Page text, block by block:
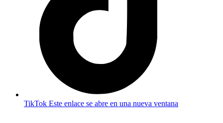
TikTok Este enlace se abre en una nueva ventana